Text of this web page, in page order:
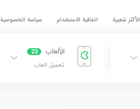
شعبية اتفاقية الاستخدام سياسة الخصوصية
الألعاب 23
تحميل العاب